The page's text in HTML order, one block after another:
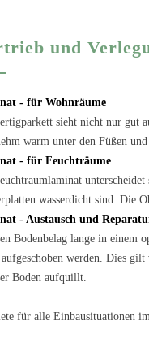
und
- für Wohnräume
sieht nicht nur gut
warm unter den Füßen
- für Feuchträume
wasserdicht sind. Die
- Austausch und
Bodenbelag lange in einem
werden. Dies
Boden aufquillt.
für alle Einbausituationen